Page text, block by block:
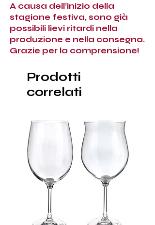
A causa dell’inizio della
stagione festiva, sono già
possibili lievi ritardi nella
produzione e nella consegna.
Grazie per la comprensione!
Prodotti
correlati